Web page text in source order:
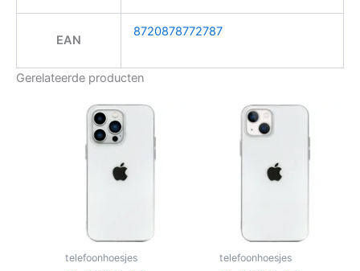
EAN
8720878772787
Gerelateerde producten
telefoonhoesjes telefoonhoesjes